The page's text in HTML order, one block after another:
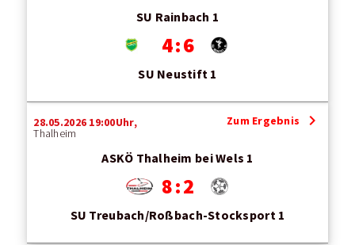
SU Rainbach 1
4 : 6
SU Neustift 1
28.05.2026 19:00Uhr,
Thalheim
ASKÖ Thalheim bei Wels 1
8 : 2
SU Treubach/Roßbach-Stocksport 1
Zum Ergebnis chevron_right